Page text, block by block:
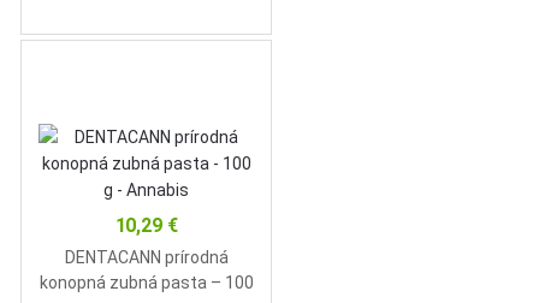
10,29 €
DENTACANN prírodná
konopná zubná pasta – 100